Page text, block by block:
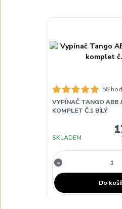
58
VYPÍNAČ TANGO ABB
KOMPLET Č.1 BÍLÝ
SKLADEM
Do